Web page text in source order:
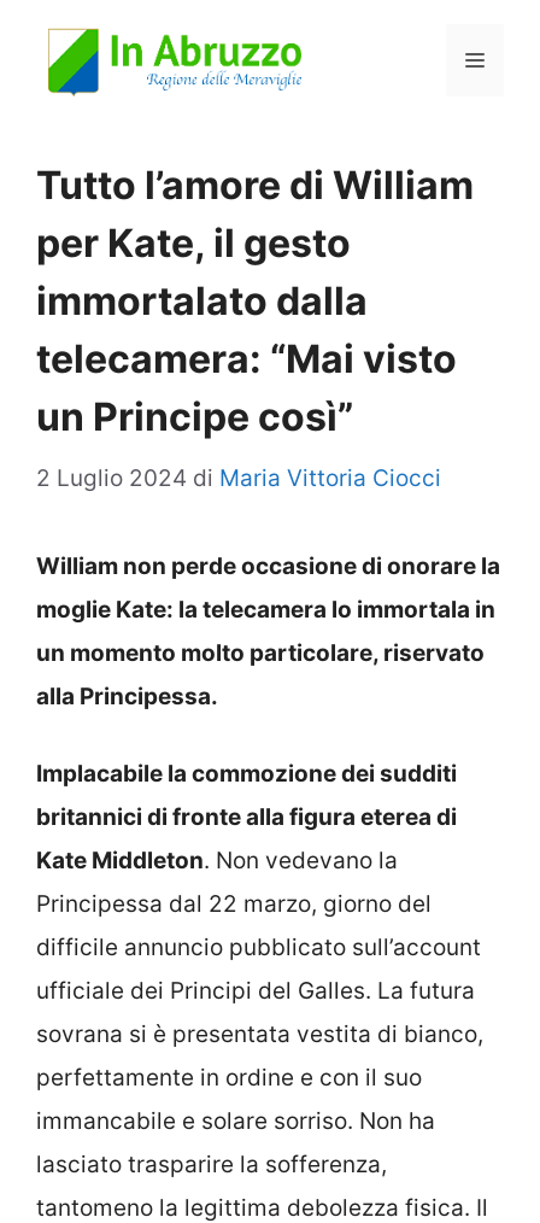
Menu
Tutto l’amore di William
per Kate, il gesto
immortalato dalla
telecamera: “Mai visto
un Principe così”
2 Luglio 2024 di Maria Vittoria Ciocci
William non perde occasione di onorare la
moglie Kate: la telecamera lo immortala in
un momento molto particolare, riservato
alla Principessa.
Implacabile la commozione dei sudditi
britannici di fronte alla figura eterea di
Kate Middleton. Non vedevano la
Principessa dal 22 marzo, giorno del
difficile annuncio pubblicato sull’account
ufficiale dei Principi del Galles. La futura
sovrana si è presentata vestita di bianco,
perfettamente in ordine e con il suo
immancabile e solare sorriso. Non ha
lasciato trasparire la sofferenza,
tantomeno la legittima debolezza fisica. Il